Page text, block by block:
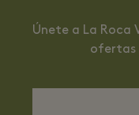
Únete a La Roca
ofertas